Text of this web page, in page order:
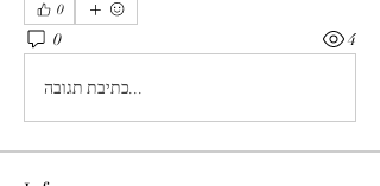
0
0 4
כתיבת תגובה...